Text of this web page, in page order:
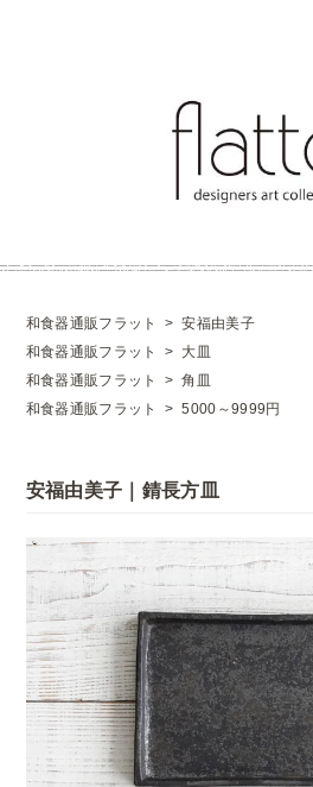
和食器通販フラット >安福由美子
和食器通販フラット
> 大皿
和食器通販フラット
>角皿
和食器通販フラット
>5000～9999円
安福由美子｜錆長方皿